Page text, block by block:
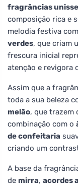
fragrâncias
composição rica e
melodia festiva
verdes, que criam
frescura inicial
atenção e revigora
Assim que a
toda a sua beleza
melão, que trazem
combinação com o
de confeitaria
criando um
A base da
de mirra, acordes